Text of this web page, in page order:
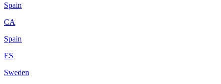
Spain
CA
Spain
ES
Sweden